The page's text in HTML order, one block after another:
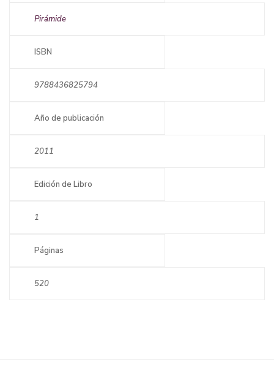
Pirámide
ISBN
9788436825794
Año de publicación
2011
Edición de Libro
1
Páginas
520